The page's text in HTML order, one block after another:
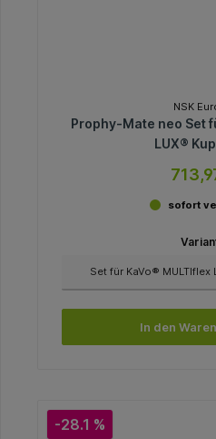
NSK
Prophy-Mate neo Set
LUX®
sofort
In den
-28.1 %